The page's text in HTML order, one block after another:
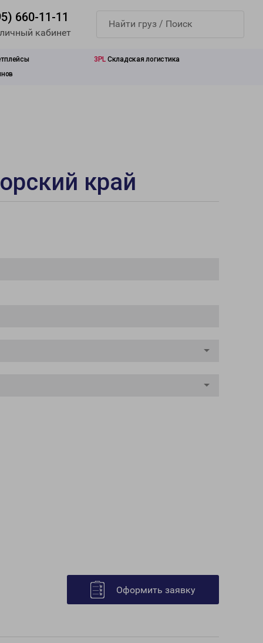
660-11-11
кабинет
3PL Складская логистика
край
Оформить заявку